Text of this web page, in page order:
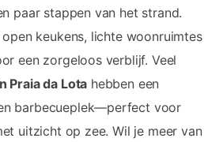
paar stappen van het strand.
keukens, lichte woonruimtes
een zorgeloos verblijf. Veel
Praia da Lota hebben een
barbecueplek—perfect voor
uitzicht op zee. Wil je meer van